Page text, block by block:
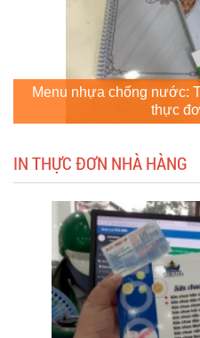
Menu nhựa chống nước:
thực
IN THỰC ĐƠN NHÀ HÀNG